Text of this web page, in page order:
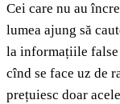
Cei care nu au
lumea ajung să
la informațiile false
cînd se face uz de
prețuiesc doar